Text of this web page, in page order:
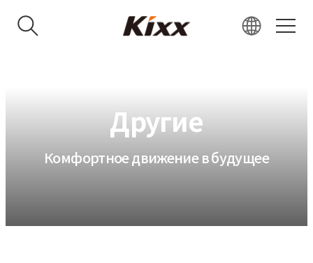
JP
Другие
Комфортное движение в будущее